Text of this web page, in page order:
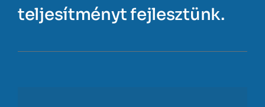
teljesítményt fejlesztünk.